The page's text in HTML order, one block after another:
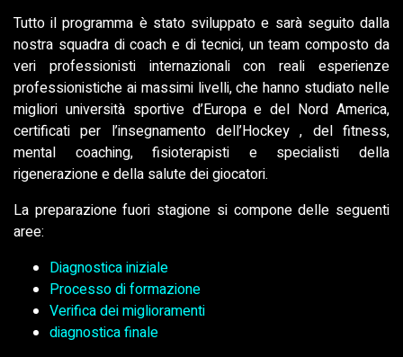
Tutto il programma è stato sviluppato e sarà seguito dalla
nostra squadra di coach e di tecnici, un team composto da
veri professionisti internazionali con reali esperienze
professionistiche ai massimi livelli, che hanno studiato nelle
migliori università sportive d’Europa e del Nord America,
certificati per l’insegnamento dell’Hockey , del fitness,
mental coaching, fisioterapisti e specialisti della
rigenerazione e della salute dei giocatori.
La preparazione fuori stagione si compone delle seguenti
aree:
Diagnostica iniziale
Processo di formazione
Verifica dei miglioramenti
diagnostica finale